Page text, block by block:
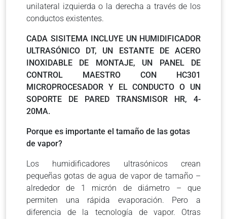
unilateral izquierda o la derecha a través de los
conductos existentes.
CADA SISITEMA INCLUYE UN HUMIDIFICADOR
ULTRASÓNICO DT, UN ESTANTE DE ACERO
INOXIDABLE DE MONTAJE, UN PANEL DE
CONTROL MAESTRO CON HC301
MICROPROCESADOR Y EL CONDUCTO O UN
SOPORTE DE PARED TRANSMISOR HR, 4-
20MA.
Porque es importante el tamaño de las gotas
de vapor?
Los humidificadores ultrasónicos crean
pequeñas gotas de agua de vapor de tamaño –
alrededor de 1 micrón de diámetro – que
permiten una rápida evaporación. Pero a
diferencia de la tecnología de vapor. Otras